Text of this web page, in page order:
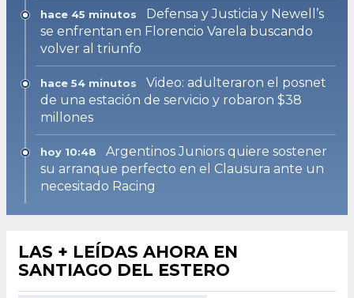
hace 45 minutos
Defensa y Justicia y Newell’s
se enfrentan en Florencio Varela buscando
volver al triunfo
hace 54 minutos
Video: adulteraron el posnet
de una estación de servicio y robaron $38
millones
hoy 10:48
Argentinos Juniors quiere sostener
su arranque perfecto en el Clausura ante un
necesitado Racing
LAS + LEÍDAS AHORA EN
SANTIAGO DEL ESTERO